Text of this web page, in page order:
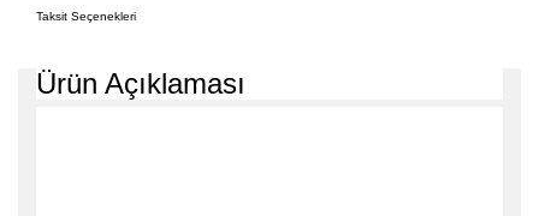
Taksit Seçenekleri
Ürün Açıklaması